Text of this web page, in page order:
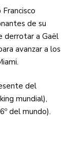
Francisco
de su
derrotar a Gaël
avanzar a los
del
mundial),
del mundo).